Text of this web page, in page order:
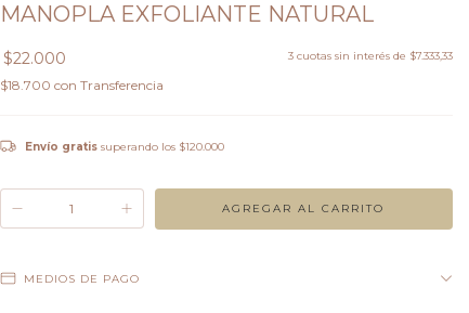
MANOPLA EXFOLIANTE NATURAL
$22.000 3 cuotas sin interés de $7.333,33
$18.700 con Transferencia
Envío gratis superando los $120.000
MEDIOS DE PAGO